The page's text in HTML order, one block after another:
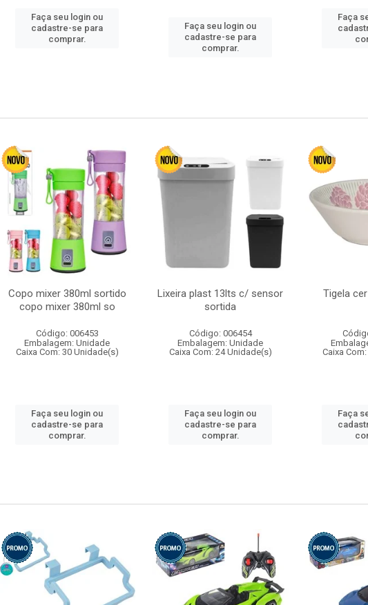
Faça seu login ou
cadastre-se para
comprar.
Faça seu login ou
cadastre-se para
comprar.
Faça
Copo mixer 380ml sortido
copo mixer 380ml so
Código: 006453
Embalagem: Unidade
Caixa Com: 30 Unidade(s)
Faça seu login ou
cadastre-se para
comprar.
Lixeira plast 13lts c/ sensor
sortida
Código: 006454
Embalagem: Unidade
Caixa Com: 24 Unidade(s)
Faça seu login ou
cadastre-se para
comprar.
Tigela
Caixa
Faça